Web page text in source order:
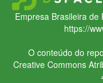
Empresa Brasileira de
https://
O conteúdo do
Creative Commons